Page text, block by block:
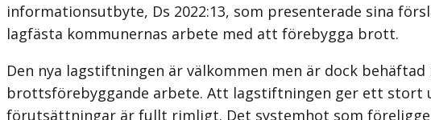
informationsutbyte, Ds 2022:13, som presenterade sina
lagfästa kommunernas arbete med att förebygga brott.
Den nya lagstiftningen är välkommen men är dock
brottsförebyggande arbete. Att lagstift­ningen ger ett stort
förutsättningar är fullt rimligt. Det systemhot som